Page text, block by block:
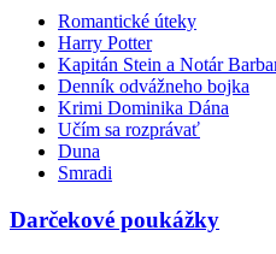
Romantické úteky
Harry Potter
Kapitán Stein a Notár
Denník odvážneho bojka
Krimi Dominika Dána
Učím sa rozprávať
Duna
Smradi
Darčekové poukážky